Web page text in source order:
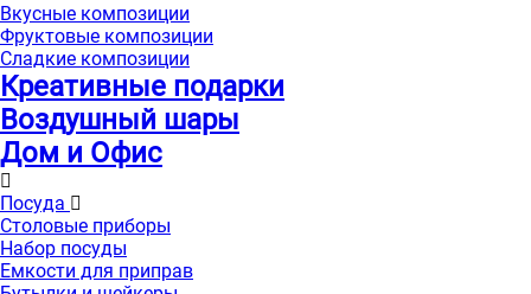
Вкусные композиции
Фруктовые композиции
Сладкие композиции
Креативные подарки
Воздушный шары
Дом и Офис
Посуда
Столовые приборы
Набор посуды
Емкости для приправ